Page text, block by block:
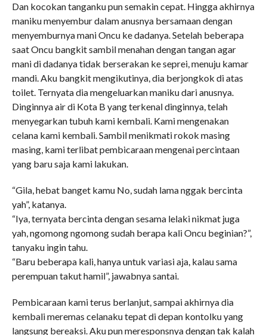
Dan kocokan tanganku pun semakin cepat. Hingga akhirnya
maniku menyembur dalam anusnya bersamaan dengan
menyemburnya mani Oncu ke dadanya. Setelah beberapa
saat Oncu bangkit sambil menahan dengan tangan agar
mani di dadanya tidak berserakan ke seprei, menuju kamar
mandi. Aku bangkit mengikutinya, dia berjongkok di atas
toilet. Ternyata dia mengeluarkan maniku dari anusnya.
Dinginnya air di Kota B yang terkenal dinginnya, telah
menyegarkan tubuh kami kembali. Kami mengenakan
celana kami kembali. Sambil menikmati rokok masing
masing, kami terlibat pembicaraan mengenai percintaan
yang baru saja kami lakukan.
“Gila, hebat banget kamu No, sudah lama nggak bercinta
yah”, katanya.
“Iya, ternyata bercinta dengan sesama lelaki nikmat juga
yah, ngomong ngomong sudah berapa kali Oncu beginian?”,
tanyaku ingin tahu.
“Baru beberapa kali, hanya untuk variasi aja, kalau sama
perempuan takut hamil”, jawabnya santai.
Pembicaraan kami terus berlanjut, sampai akhirnya dia
kembali meremas celanaku tepat di depan kontolku yang
langsung bereaksi. Aku pun meresponsnya dengan tak kalah